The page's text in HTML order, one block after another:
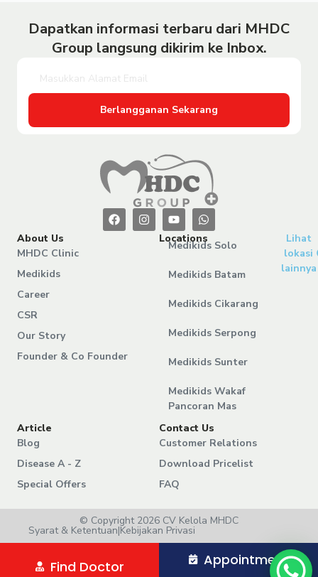
Dapatkan informasi terbaru dari MHDC
Group langsung dikirim ke Inbox.
Berlangganan Sekarang
About Us
MHDC Clinic
Medikids
Career
CSR
Our Story
Founder & Co Founder
Locations
Medikids Solo
Medikids Batam
Medikids Cikarang
Medikids Serpong
Medikids Sunter
Medikids Wakaf
Pancoran Mas
Lihat
lokasi
lainnya
Article
Blog
Disease A - Z
Special Offers
Contact Us
Customer Relations
Download Pricelist
FAQ
© Copyright 2026 CV Kelola MHDC
Syarat & Ketentuan|Kebijakan Privasi
Find Doctor Appointment